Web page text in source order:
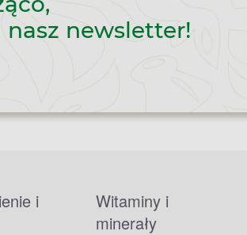
nasz newsletter!
i
Witaminy i
minerały